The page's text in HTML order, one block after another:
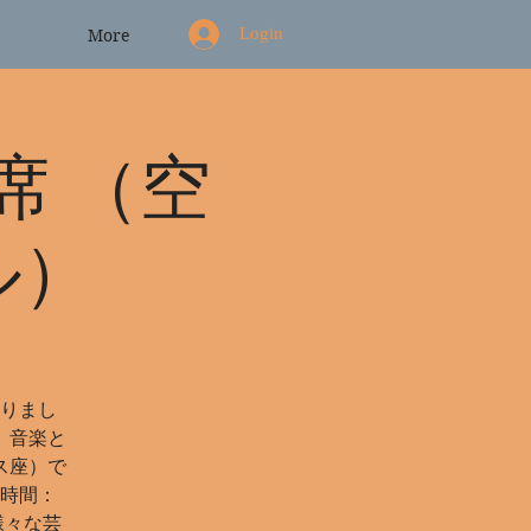
More Login
（空
まし
音楽と
座）で
間：
々な芸